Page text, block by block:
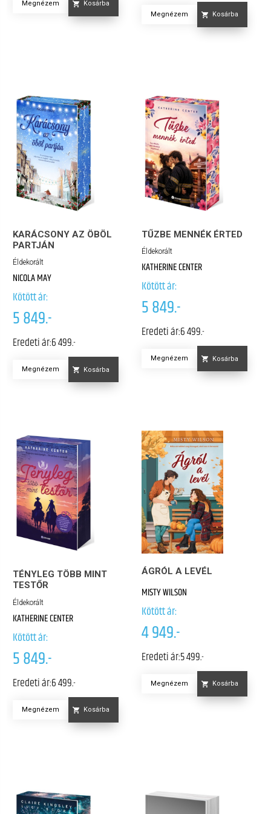
Megnézem
Kosárba
Megnézem
Kosárba
KARÁCSONY AZ ÖBÖL
PARTJÁN
Éldekorált
NICOLA MAY
Kötött ár:
5 849.-
Eredeti ár:6 499.-
Megnézem Kosárba
TŰZBE MENNÉK ÉRTED
Éldekorált
KATHERINE CENTER
Kötött ár:
5 849.-
Eredeti ár:6 499.-
Megnézem Kosárba
TÉNYLEG TÖBB MINT
TESTŐR
Éldekorált
KATHERINE CENTER
Kötött ár:
5 849.-
Eredeti ár:6 499.-
Megnézem Kosárba
ÁGRÓL A LEVÉL
MISTY WILSON
Kötött ár:
4 949.-
Eredeti ár:5 499.-
Megnézem Kosárba